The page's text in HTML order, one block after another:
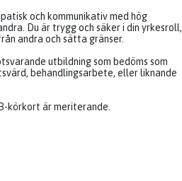
och kommunikativ med hög
Du är trygg och säker i din yrkesroll,
andra och sätta gränser.
utbildning som bedöms som
behandlingsarbete, eller liknande
körkort är meriterande.